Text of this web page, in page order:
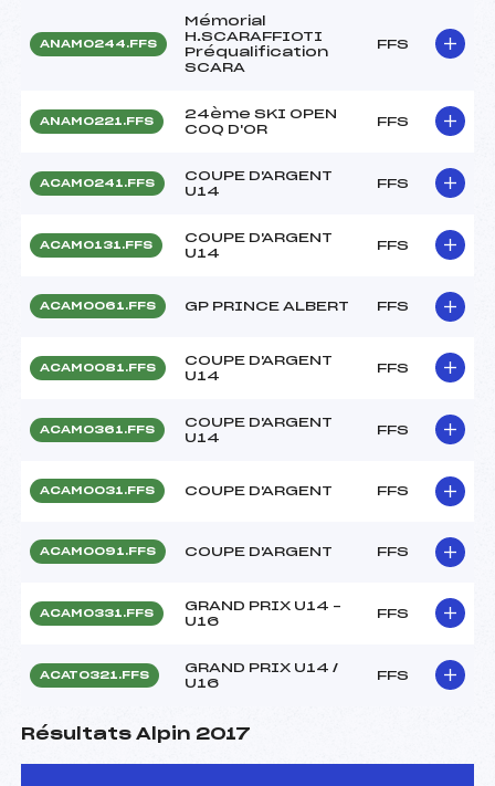
ANAM0244.FFS
Mémorial
H.SCARAFFIOTI
Préqualification
SCARA
FFS
ANAM0221.FFS
24ème SKI OPEN
COQ D'OR
FFS
ACAM0241.FFS
COUPE D'ARGENT
U14
FFS
ACAM0131.FFS
COUPE D'ARGENT
U14
FFS
ACAM0061.FFS GP PRINCE ALBERT FFS
ACAM0081.FFS
COUPE D'ARGENT
U14
FFS
ACAM0361.FFS
COUPE D'ARGENT
U14
FFS
ACAM0031.FFS COUPE D'ARGENT FFS
ACAM0091.FFS COUPE D'ARGENT FFS
ACAM0331.FFS
GRAND PRIX U14 –
U16
FFS
ACAT0321.FFS
GRAND PRIX U14 /
U16
FFS
Résultats Alpin 2017